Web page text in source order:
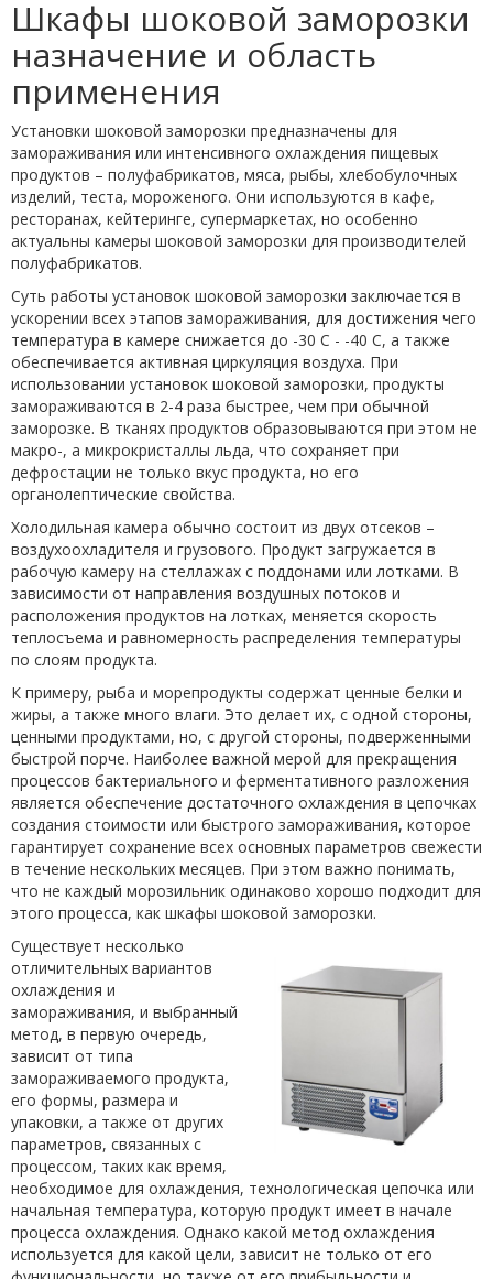
Шкафы шоковой заморозки
назначение и область
применения
Установки шоковой заморозки предназначены для
замораживания или интенсивного охлаждения пищевых
продуктов – полуфабрикатов, мяса, рыбы, хлебобулочных
изделий, теста, мороженого. Они используются в кафе,
ресторанах, кейтеринге, супермаркетах, но особенно
актуальны камеры шоковой заморозки для производителей
полуфабрикатов.
Суть работы установок шоковой заморозки заключается в
ускорении всех этапов замораживания, для достижения чего
температура в камере снижается до -30 С - -40 С, а также
обеспечивается активная циркуляция воздуха. При
использовании установок шоковой заморозки, продукты
замораживаются в 2-4 раза быстрее, чем при обычной
заморозке. В тканях продуктов образовываются при этом не
макро-, а микрокристаллы льда, что сохраняет при
дефростации не только вкус продукта, но его
органолептические свойства.
Холодильная камера обычно состоит из двух отсеков –
воздухоохладителя и грузового. Продукт загружается в
рабочую камеру на стеллажах с поддонами или лотками. В
зависимости от направления воздушных потоков и
расположения продуктов на лотках, меняется скорость
теплосъема и равномерность распределения температуры
по слоям продукта.
К примеру, рыба и морепродукты содержат ценные белки и
жиры, а также много влаги. Это делает их, с одной стороны,
ценными продуктами, но, с другой стороны, подверженными
быстрой порче. Наиболее важной мерой для прекращения
процессов бактериального и ферментативного разложения
является обеспечение достаточного охлаждения в цепочках
создания стоимости или быстрого замораживания, которое
гарантирует сохранение всех основных параметров свежести
в течение нескольких месяцев. При этом важно понимать,
что не каждый морозильник одинаково хорошо подходит для
этого процесса, как шкафы шоковой заморозки.
Существует несколько
отличительных вариантов
охлаждения и
замораживания, и выбранный
метод, в первую очередь,
зависит от типа
замораживаемого продукта,
его формы, размера и
упаковки, а также от других
параметров, связанных с
процессом, таких как время,
необходимое для охлаждения, технологическая цепочка или
начальная температура, которую продукт имеет в начале
процесса охлаждения. Однако какой метод охлаждения
используется для какой цели, зависит не только от его